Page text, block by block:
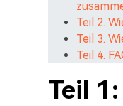
Teil 2.
Teil 3.
Teil 4.
Teil